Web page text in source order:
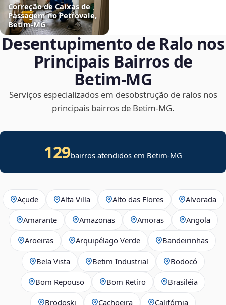
Correção de Caixas de
Passagem no Petrovale,
Betim‑MG
Desentupimento de Ralo nos
Principais Bairros de
Betim‑MG
Serviços especializados em desobstrução de ralos nos
principais bairros de Betim‑MG.
129bairros atendidos em Betim-MG
Açude Alta Villa Alto das Flores Alvorada
Amarante Amazonas Amoras Angola
Aroeiras Arquipélago Verde Bandeirinhas
Bela Vista Betim Industrial Bodocó
Bom Repouso Bom Retiro Brasiléia
Brodoski Cachoeira Califórnia